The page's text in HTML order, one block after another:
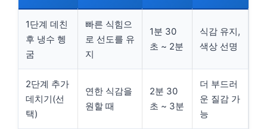
1단계 데친
후 냉수 헹
굼
빠른 식힘으
로 선도를 유
지
1분 30
초 ~ 2분
식감 유지,
색상 선명
2단계 추가
데치기(선
택)
연한 식감을
원할 때
2분 30
초 ~ 3분
더 부드러
운 질감 가
능